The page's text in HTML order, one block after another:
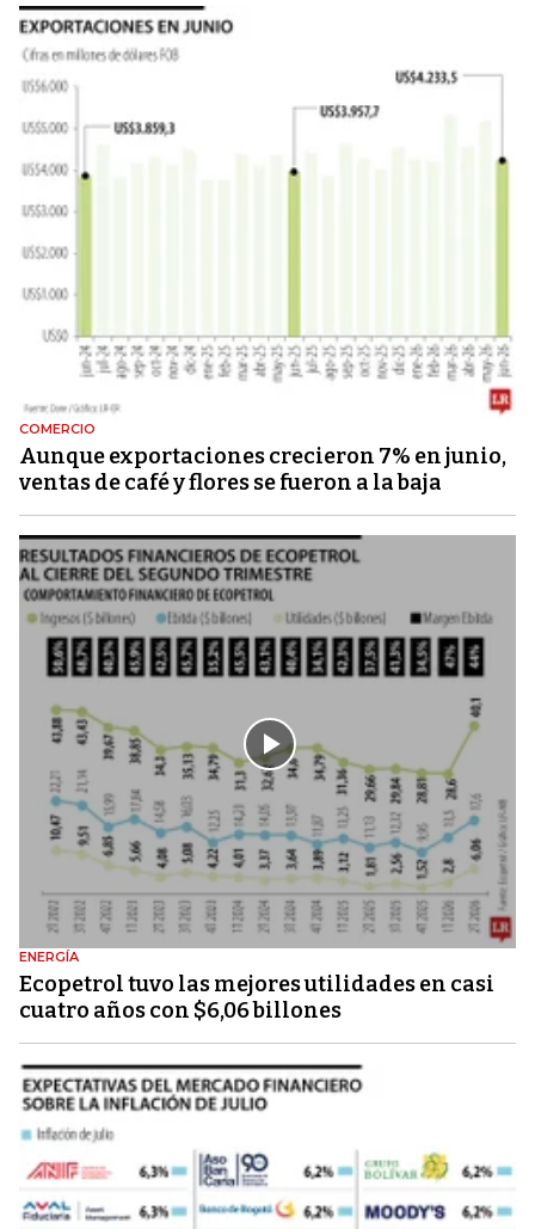
COMERCIO
Aunque exportaciones crecieron 7% en junio,
ventas de café y flores se fueron a la baja
ENERGÍA
Ecopetrol tuvo las mejores utilidades en casi
cuatro años con $6,06 billones